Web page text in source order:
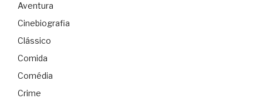
Aventura
Cinebiografia
Clássico
Comida
Comédia
Crime